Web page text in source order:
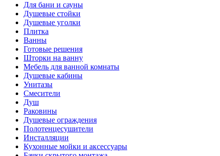
Для бани и сауны
Душевые стойки
Душевые уголки
Плитка
Ванны
Готовые решения
Шторки на ванну
Мебель для ванной комнаты
Душевые кабины
Унитазы
Смесители
Душ
Раковины
Душевые ограждения
Полотенцесушители
Инсталляции
Кухонные мойки и аксессуары